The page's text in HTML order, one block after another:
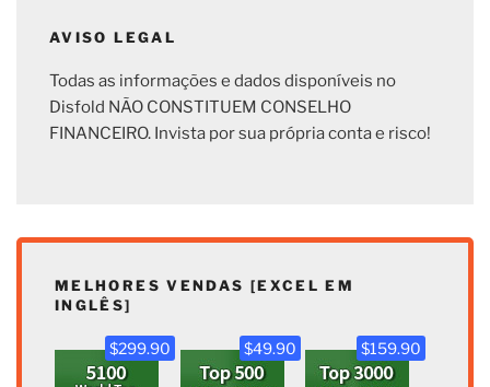
AVISO LEGAL
Todas as informações e dados disponíveis no
Disfold NÃO CONSTITUEM CONSELHO
FINANCEIRO. Invista por sua própria conta e risco!
MELHORES VENDAS [EXCEL EM
INGLÊS]
$299.90 $49.90 $159.90